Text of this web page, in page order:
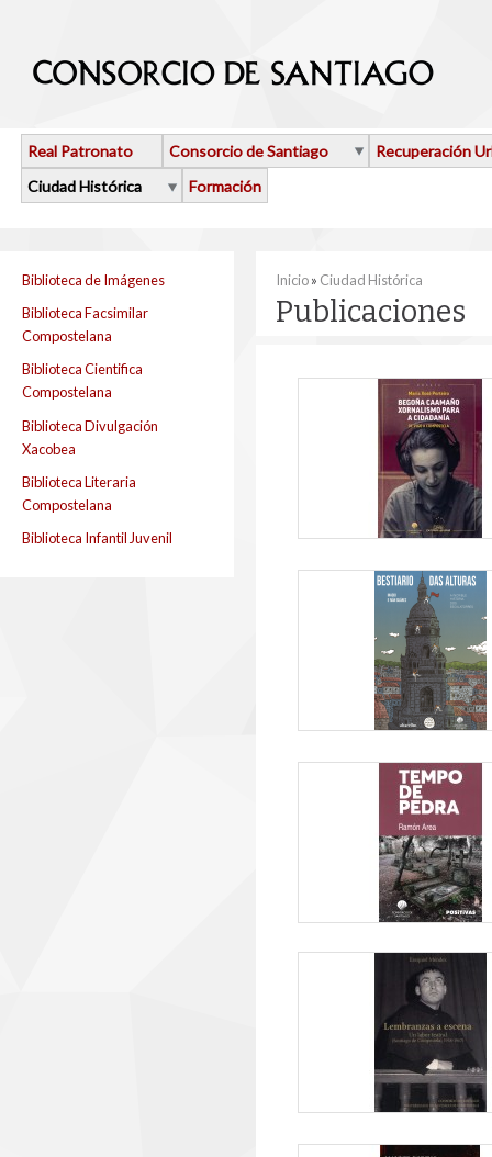
Real Patronato Consorcio de Santiago
Recuperación
Ciudad Histórica
Formación
Biblioteca de Imágenes
Biblioteca Facsimilar
Compostelana
Biblioteca Cientifica
Compostelana
Biblioteca Divulgación
Xacobea
Biblioteca Literaria
Compostelana
Biblioteca Infantil Juvenil
Se encuentra usted aquí
Inicio» Ciudad Histórica
Publicaciones